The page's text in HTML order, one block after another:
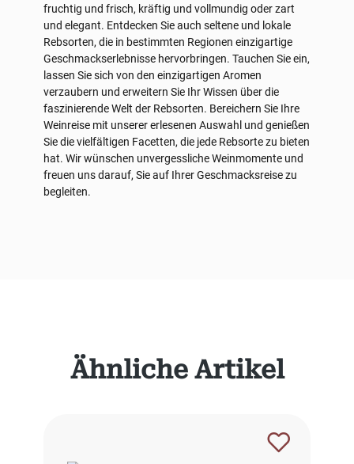
Produktgalerie überspringen
Ähnliche Artikel
fruchtig und frisch, kräftig und vollmundig oder zart
und elegant. Entdecken Sie auch seltene und lokale
Rebsorten, die in bestimmten Regionen einzigartige
Geschmackserlebnisse hervorbringen. Tauchen Sie ein,
lassen Sie sich von den einzigartigen Aromen
verzaubern und erweitern Sie Ihr Wissen über die
faszinierende Welt der Rebsorten. Bereichern Sie Ihre
Weinreise mit unserer erlesenen Auswahl und genießen
Sie die vielfältigen Facetten, die jede Rebsorte zu bieten
hat. Wir wünschen unvergessliche Weinmomente und
freuen uns darauf, Sie auf Ihrer Geschmacksreise zu
begleiten.